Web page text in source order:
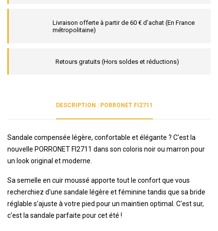
Livraison offerte à partir de 60 € d’achat (En France
métropolitaine)
Retours gratuits (Hors soldes et réductions)
DESCRIPTION : PORRONET FI2711
Sandale compensée légère, confortable et élégante ? C'est la
nouvelle PORRONET FI2711 dans son coloris noir ou marron pour
un look original et moderne.
Sa semelle en cuir moussé apporte tout le confort que vous
recherchiez d'une sandale légère et féminine tandis que sa bride
réglable s'ajuste à votre pied pour un maintien optimal. C'est sur,
c'est la sandale parfaite pour cet été !